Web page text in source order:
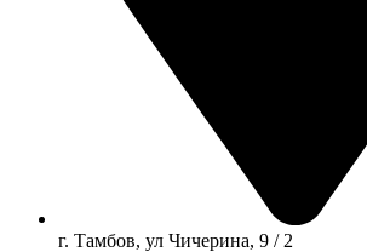
г. Тамбов, ул Чичерина, 9 / 2